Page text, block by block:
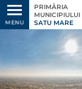
MENU
PRIMĂRIA
MUNICIPIULUI
SATU MARE